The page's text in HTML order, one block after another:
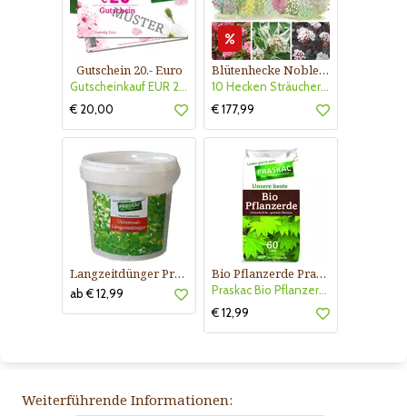
Gutschein 20.- Euro
Gutscheinkauf EUR 20.-
€ 20,00
Blütenhecke Nobless-Kollektion Nr. 402
10 Hecken Sträucher - für 10 lfm Blütenhecke - Blühend März - Oktober
€ 177,99
Langzeitdünger Praskac
ab € 12,99
Bio Pflanzerde Praskac
Praskac Bio Pflanzerde
€ 12,99
Weiterführende Informationen: